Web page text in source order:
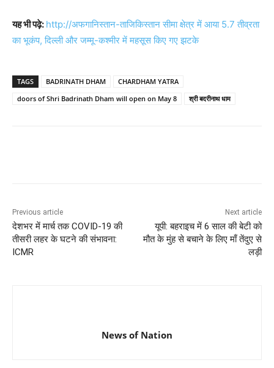
यह भी पढ़े: http://अफगानिस्तान-ताजिकिस्तान सीमा क्षेत्र में आया 5.7 तीव्रता
का भूकंप, दिल्ली और जम्मू-कश्मीर में महसूस किए गए झटके
TAGS BADRINATH DHAM
CHARDHAM YATRA
doors of Shri Badrinath Dham will open on May 8
श्री बदरीनाथ धाम
Previous article
देशभर में मार्च तक COVID-19 की
तीसरी लहर के घटने की संभावना:
ICMR
Next article
यूपी: बहराइच में 6 साल की बेटी को
मौत के मुंह से बचाने के लिए माँ तेंदुए से
लड़ी
News of Nation